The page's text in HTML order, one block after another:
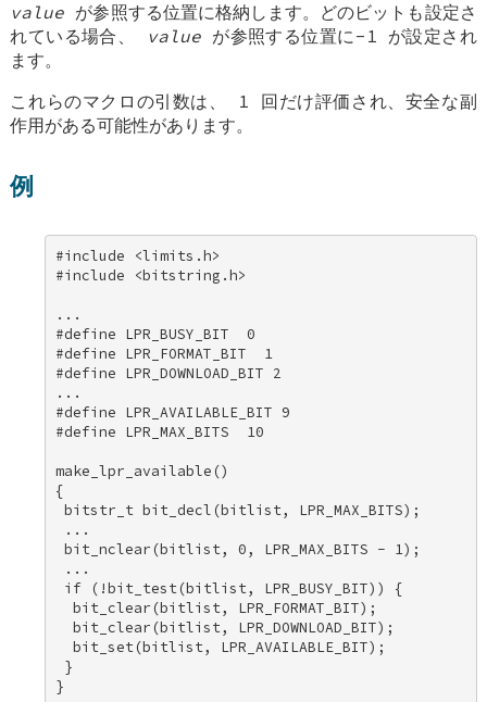
value が参照する位置に格納します。どのビットも設定さ
れている場合、
valueが参照する位置に-1 が設定され
ます。
これらのマクロの引数は、 1 回だけ評価され、安全な副
作用がある可能性があります。
例
#include <limits.h>
#include <bitstring.h>
...
#define LPR_BUSY_BIT  0
#define LPR_FORMAT_BIT  1
#define LPR_DOWNLOAD_BIT 2
...
#define LPR_AVAILABLE_BIT 9
#define LPR_MAX_BITS  10
make_lpr_available()
{
bitstr_t bit_decl(bitlist, LPR_MAX_BITS);
...
bit_nclear(bitlist, 0, LPR_MAX_BITS - 1);
...
if (!bit_test(bitlist, LPR_BUSY_BIT)) {
  bit_clear(bitlist, LPR_FORMAT_BIT);
  bit_clear(bitlist, LPR_DOWNLOAD_BIT);
  bit_set(bitlist, LPR_AVAILABLE_BIT);
}
}